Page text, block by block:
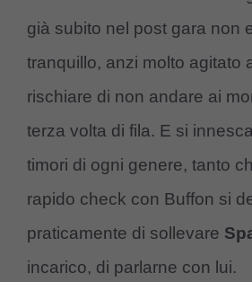
già subito nel post gara non
tranquillo, anzi molto agitato
rischiare di non andare ai
terza volta di fila. E si
timori di ogni genere, tanto
rapido check con Buffon si
praticamente di sollevare
incarico, di parlarne con lui.